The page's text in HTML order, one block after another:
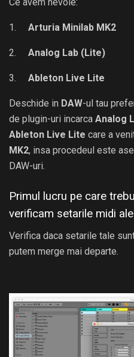
1. Arturia Minilab MK2
2. Analog Lab (Lite)
3. Ableton Live Lite
Deschide in DAW-ul tau
de plugin-uri incarca Analog
Ableton Live Lite care a
MK2, insa procedeul este
DAW-uri.
Primul lucru pe care
verificam setarile midi
Verifica daca setarile tale
putem merge mai departe.